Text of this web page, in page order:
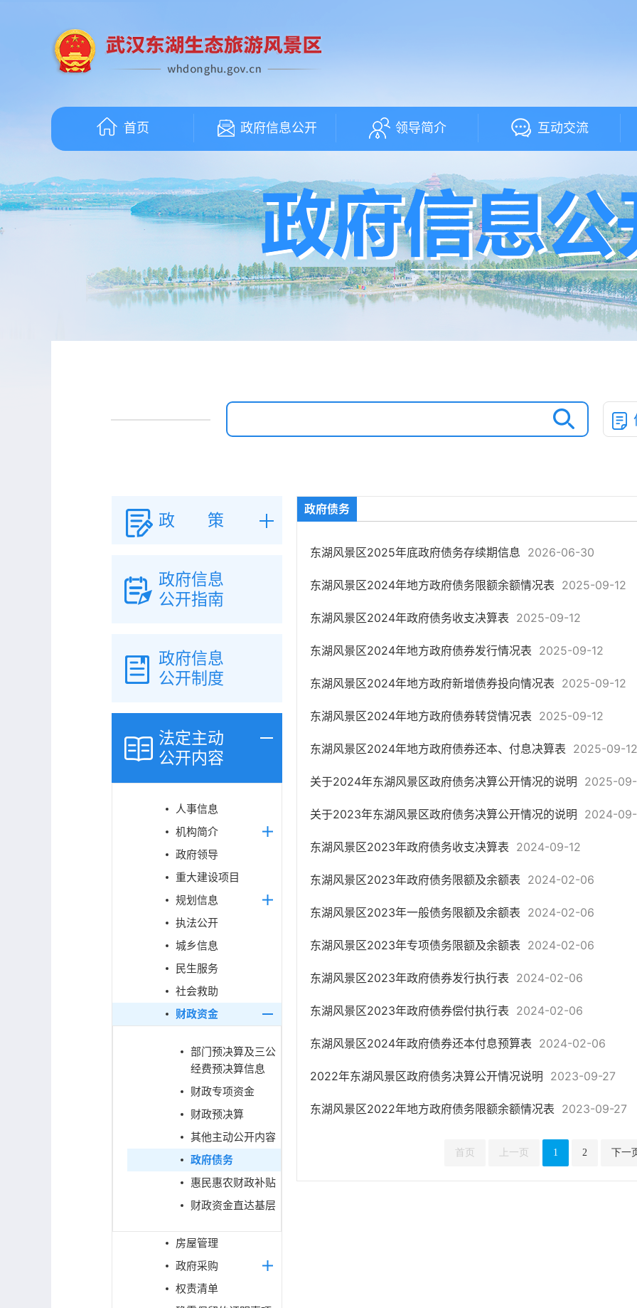
首页 政府信息公开 领导简介 互动交流
政 策
政府信息
公开指南
政府信息
公开制度
法定主动
公开内容
人事信息
机构简介
政府领导
重大建设项目
规划信息
执法公开
城乡信息
民生服务
社会救助
财政资金
部门预决算及三公
经费预决算信息
财政专项资金
财政预决算
其他主动公开内容
政府债务
惠民惠农财政补贴
财政资金直达基层
房屋管理
政府采购
权责清单
政府债务
东湖风景区2025年底政府债务存续期信息 2026-06-30
东湖风景区2024年地方政府债务限额余额情况表 2025-09-12
东湖风景区2024年政府债务收支决算表 2025-09-12
东湖风景区2024年地方政府债券发行情况表 2025-09-12
东湖风景区2024年地方政府新增债券投向情况表 2025-09-12
东湖风景区2024年地方政府债券转贷情况表 2025-09-12
东湖风景区2024年地方政府债券还本、付息决算表 2025-09-12
关于2024年东湖风景区政府债务决算公开情况的说明 2025-
关于2023年东湖风景区政府债务决算公开情况的说明 2024-
东湖风景区2023年政府债务收支决算表 2024-09-12
东湖风景区2023年政府债务限额及余额表 2024-02-06
东湖风景区2023年一般债务限额及余额表 2024-02-06
东湖风景区2023年专项债务限额及余额表 2024-02-06
东湖风景区2023年政府债券发行执行表 2024-02-06
东湖风景区2023年政府债券偿付执行表 2024-02-06
东湖风景区2024年政府债券还本付息预算表 2024-02-06
2022年东湖风景区政府债务决算公开情况说明 2023-09-27
东湖风景区2022年地方政府债务限额余额情况表 2023-09-27
首页 上一页 1 2 下一